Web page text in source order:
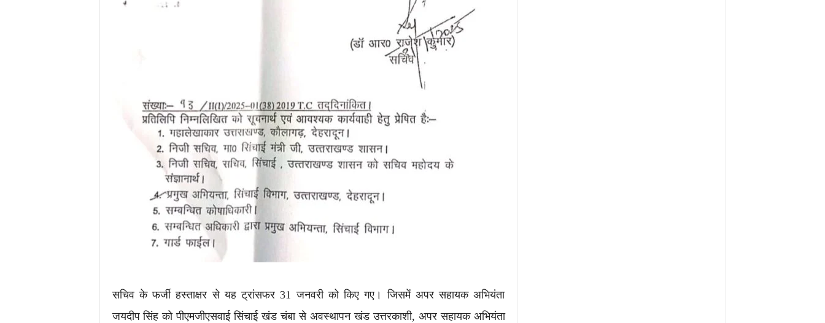
सचिव के फर्जी हस्ताक्षर से यह ट्रांसफर 31 जनवरी को किए गए। जिसमें अपर सहायक अभियंता
जयदीप सिंह को पीएमजीएसवाई सिंचाई खंड चंबा से अवस्थापन खंड उत्तरकाशी, अपर सहायक अभियंता